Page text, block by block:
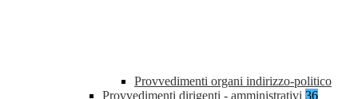
Provvedimenti organi indirizzo-politico
Provvedimenti dirigenti - amministrativi 36